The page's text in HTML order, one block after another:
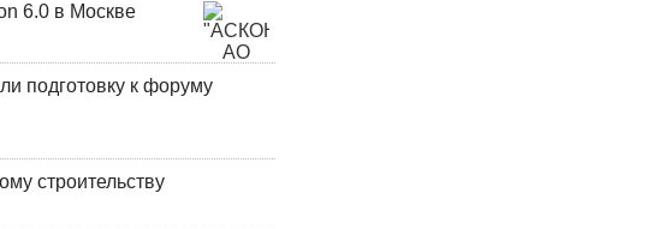
6.0 в Москве
подготовку к форуму
строительству